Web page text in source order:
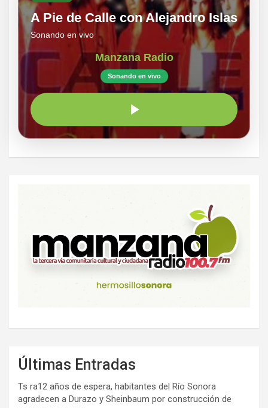
A Pie de Calle con Alejandro Islas
Sonando en vivo
Manzana Radio
Sonando en vivo
Últimas Entradas
Ts ra12 años de espera, habitantes del Río Sonora
agradecen a Durazo y Sheinbaum por construcción de